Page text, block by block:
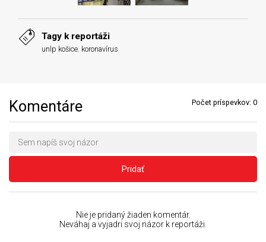
Tagy k reportáži
unlp košice koronavírus
Komentáre Počet príspevkov: 0
Pridať
Nie je pridaný žiaden komentár.
Neváhaj a vyjadri svoj názor k reportáži.